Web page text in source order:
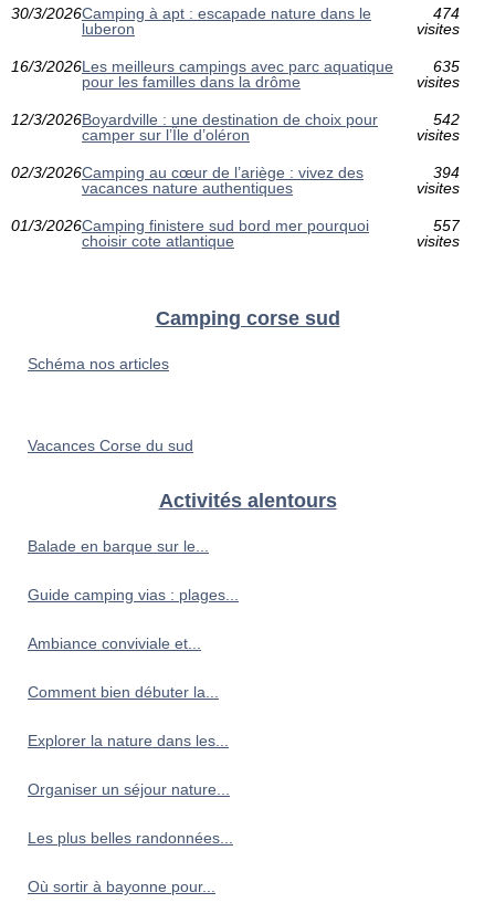
30/3/2026Camping à apt : escapade nature dans le
luberon
474
visites
16/3/2026Les meilleurs campings avec parc aquatique
pour les familles dans la drôme
635
visites
12/3/2026Boyardville : une destination de choix pour
camper sur l’Île d’oléron
542
visites
02/3/2026Camping au cœur de l’ariège : vivez des
vacances nature authentiques
394
visites
01/3/2026Camping finistere sud bord mer pourquoi
choisir cote atlantique
557
visites
Camping corse sud
Schéma nos articles
Vacances Corse du sud
Activités alentours
Balade en barque sur le...
Guide camping vias : plages...
Ambiance conviviale et...
Comment bien débuter la...
Explorer la nature dans les...
Organiser un séjour nature...
Les plus belles randonnées...
Où sortir à bayonne pour...